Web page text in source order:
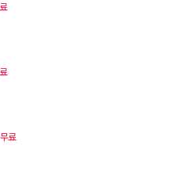
무료